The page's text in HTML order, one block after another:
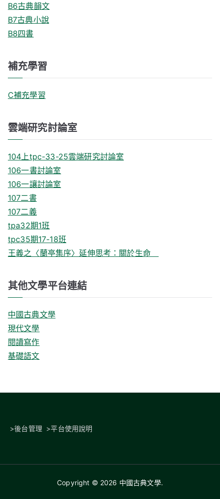
B6古典韻文
B7古典小說
B8四書
補充學習
C補充學習
雲端研究討論室
104上tpc-33-25雲端研究討論室
106一書討論室
106一讓討論室
107二書
107二義
tpa32期1班
tpc35期17-18班
王義之〈蘭亭集序〉延伸思考：關於生命
其他文學平台連結
中國古典文學
現代文學
閱讀寫作
基礎語文
>後台管理 >平台使用說明
Copyright © 2026 中國古典文學.